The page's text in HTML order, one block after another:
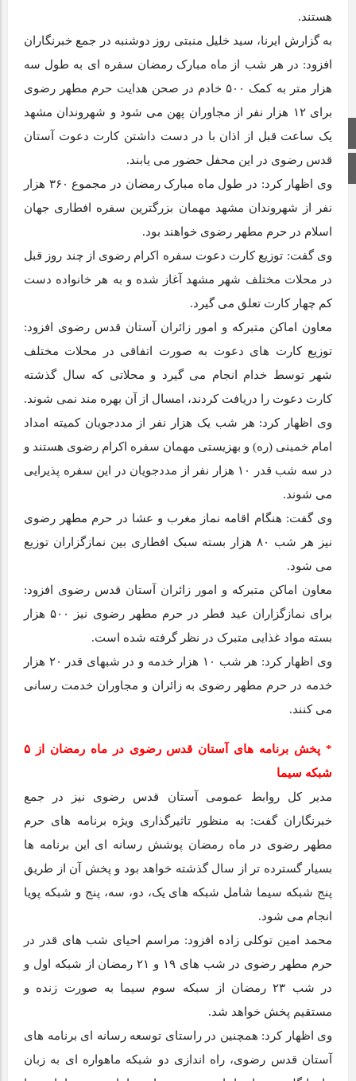
صفحه اصلی
اینستاگرام
هستند.
به گزارش ایرنا، سید خلیل منبتی روز دوشنبه در جمع خبرنگاران
افزود: در هر شب از ماه مبارک رمضان سفره ای به طول سه
هزار متر به کمک ۵۰۰ خادم در صحن هدایت حرم مطهر رضوی
برای ۱۲ هزار نفر از مجاوران پهن می شود و شهروندان مشهد
یک ساعت قبل از اذان با در دست داشتن کارت دعوت آستان
قدس رضوی در این محفل حضور می یابند.
وی اظهار کرد: در طول ماه مبارک رمضان در مجموع ۳۶۰ هزار
نفر از شهروندان مشهد مهمان بزرگترین سفره افطاری جهان
اسلام در حرم مطهر رضوی خواهند بود.
وی گفت: توزیع کارت دعوت سفره اکرام رضوی از چند روز قبل
در محلات مختلف شهر مشهد آغاز شده و به هر خانواده دست
کم چهار کارت تعلق می گیرد.
معاون اماکن متبرکه و امور زائران آستان قدس رضوی افزود:
توزیع کارت های دعوت به صورت اتفاقی در محلات مختلف
شهر توسط خدام انجام می گیرد و محلاتی که سال گذشته
کارت دعوت را دریافت کردند، امسال از آن بهره مند نمی شوند.
وی اظهار کرد: هر شب یک هزار نفر از مددجویان کمیته امداد
امام خمینی (ره) و بهزیستی مهمان سفره اکرام رضوی هستند و
در سه شب قدر ۱۰ هزار نفر از مددجویان در این سفره پذیرایی
می شوند.
وی گفت: هنگام اقامه نماز مغرب و عشا در حرم مطهر رضوی
نیز هر شب ۸۰ هزار بسته سبک افطاری بین نمازگزاران توزیع
می شود.
معاون اماکن متبرکه و امور زائران آستان قدس رضوی افزود:
برای نمازگزاران عید فطر در حرم مطهر رضوی نیز ۵۰۰ هزار
بسته مواد غذایی متبرک در نظر گرفته شده است.
وی اظهار کرد: هر شب ۱۰ هزار خدمه و در شبهای قدر ۲۰ هزار
خدمه در حرم مطهر رضوی به زائران و مجاوران خدمت رسانی
می کنند.
* پخش برنامه های آستان قدس رضوی در ماه رمضان از ۵
شبکه سیما
مدیر کل روابط عمومی آستان قدس رضوی نیز در جمع
خبرنگاران گفت: به منظور تاثیرگذاری ویژه برنامه های حرم
مطهر رضوی در ماه رمضان پوشش رسانه ای این برنامه ها
بسیار گسترده تر از سال گذشته خواهد بود و پخش آن از طریق
پنج شبکه سیما شامل شبکه های یک، دو، سه، پنج و شبکه پویا
انجام می شود.
محمد امین توکلی زاده افزود: مراسم احیای شب‌ های قدر در
حرم مطهر رضوی در شب های ۱۹ و ۲۱ رمضان از شبکه اول و
در شب ۲۳ رمضان از سبکه سوم سیما به صورت زنده و
مستقیم پخش خواهد شد.
وی اظهار کرد: همچنین در راستای توسعه رسانه ای برنامه های
آستان قدس رضوی، راه اندازی دو شبکه ماهواره ای به زبان